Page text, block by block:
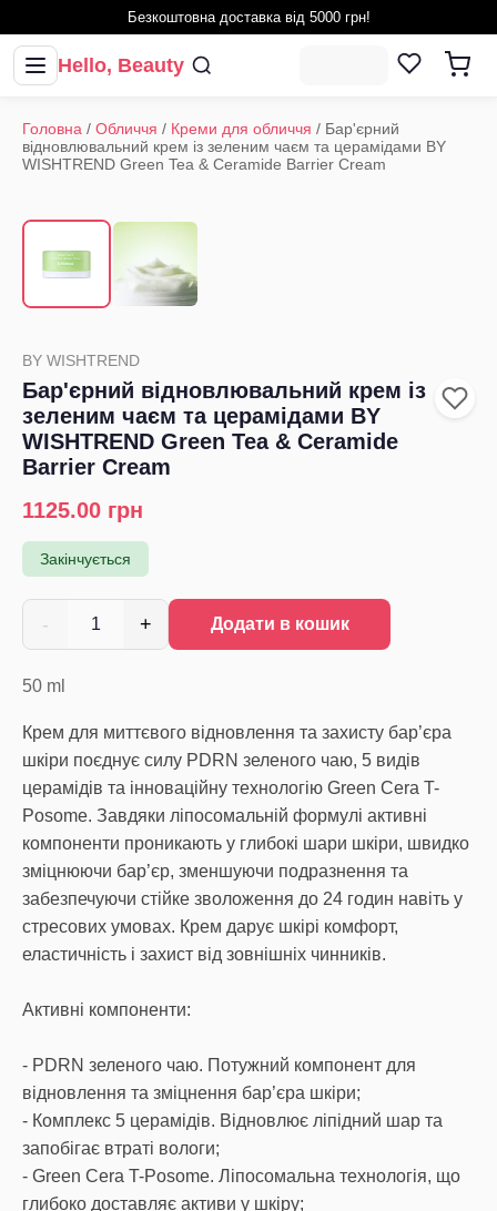
Безкоштовна доставка від 5000 грн!
Hello, Beauty
Головна / Обличчя / Креми для обличчя / Бар'єрний
відновлювальний крем із зеленим чаєм та церамідами BY
WISHTREND Green Tea & Ceramide Barrier Cream
BY WISHTREND
Бар'єрний відновлювальний крем із
зеленим чаєм та церамідами BY
WISHTREND Green Tea & Ceramide
Barrier Cream
1125.00 грн
Закінчується
- 1 + Додати в кошик
50 ml
Крем для миттєвого відновлення та захисту бар’єра
шкіри поєднує силу PDRN зеленого чаю, 5 видів
церамідів та інноваційну технологію Green Cera T-
Posome. Завдяки ліпосомальній формулі активні
компоненти проникають у глибокі шари шкіри, швидко
зміцнюючи бар’єр, зменшуючи подразнення та
забезпечуючи стійке зволоження до 24 годин навіть у
стресових умовах. Крем дарує шкірі комфорт,
еластичність і захист від зовнішніх чинників.
Активні компоненти:
- PDRN зеленого чаю. Потужний компонент для
відновлення та зміцнення бар’єра шкіри;
- Комплекс 5 церамідів. Відновлює ліпідний шар та
запобігає втраті вологи;
- Green Cera T-Posome. Ліпосомальна технологія, що
глибоко доставляє активи у шкіру;